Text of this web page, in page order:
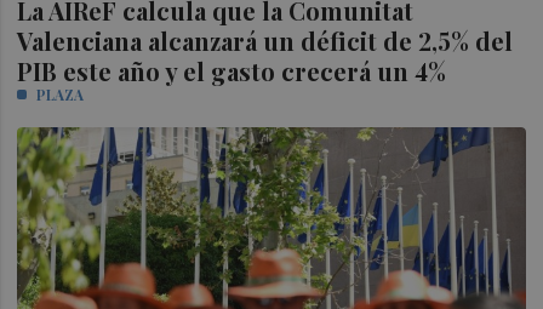
La AIReF calcula que la Comunitat
Valenciana alcanzará un déficit de 2,5% del
PIB este año y el gasto crecerá un 4%
PLAZA